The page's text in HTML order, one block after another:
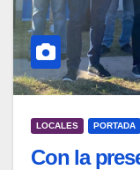
LOCALES PORTADA
Con la